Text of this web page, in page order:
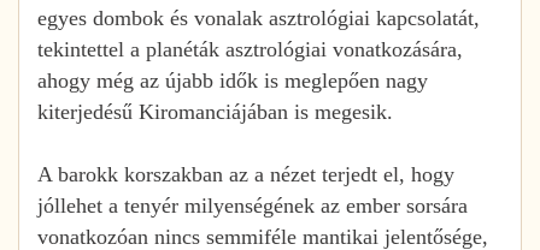
egyes dombok és vonalak asztrológiai kapcsolatát,
tekintettel a planéták asztrológiai vonatkozására,
ahogy még az újabb idők is meglepően nagy
kiterjedésű Kiromanciájában is megesik.
A barokk korszakban az a nézet terjedt el, hogy
jóllehet a tenyér milyenségének az ember sorsára
vonatkozóan nincs semmiféle mantikai jelentősége,